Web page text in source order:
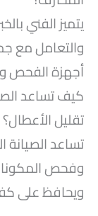
يتميز الفني
والتعامل مع
أجهزة الفحص
كيف تساعد
تقليل الأعطال؟
تساعد الصيانة
وفحص
ويحافظ على